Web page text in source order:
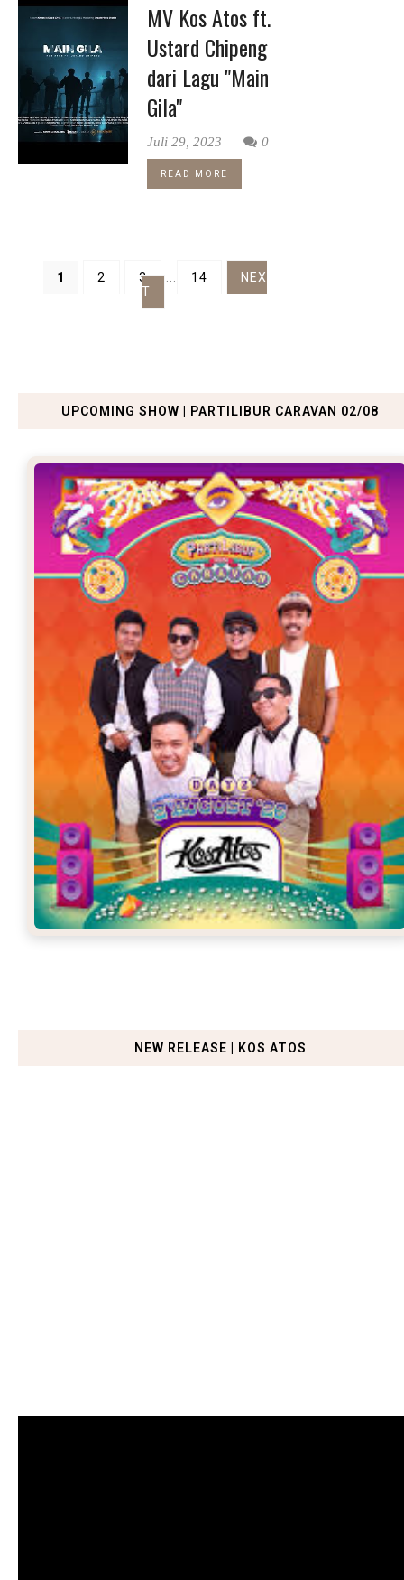
MV Kos Atos ft.
Ustard Chipeng
dari Lagu "Main
Gila"
Juli 29, 2023 0
READ MORE
1 2 3 14
NEX
T
UPCOMING SHOW | PARTILIBUR CARAVAN 02/08
NEW RELEASE | KOS ATOS